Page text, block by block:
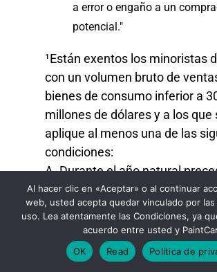
a error o engaño a un
potencial."
¹Están exentos los minoristas
con un volumen bruto de
bienes de consumo inferior a
millones de dólares y a los que
aplique al menos una de las
condiciones:
A. Durante el año natural
vendieron un volumen bruto de
de consumo inferior a 750.000
B. No forme parte de una
conste de 10 o más agencias
dentro o fuera del Distrito de
Al hacer clic en «Aceptar» o al continuar
web, usted acepta quedar vinculado por
uso. Lea atentamente las Condiciones, ya
acuerdo entre usted y
OK
Política de
Read